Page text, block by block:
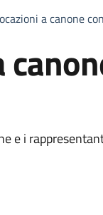
a canone
notizia
e i